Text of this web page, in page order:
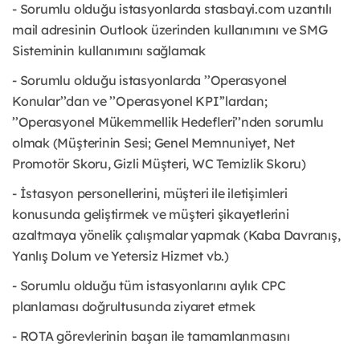
- Sorumlu olduğu istasyonlarda stasbayi.com uzantılı
mail adresinin Outlook üzerinden kullanımını ve SMG
Sisteminin kullanımını sağlamak
- Sorumlu olduğu istasyonlarda ’’Operasyonel
Konular’’dan ve ’’Operasyonel KPI’’lardan;
’’Operasyonel Mükemmellik Hedefleri’’nden sorumlu
olmak (Müşterinin Sesi; Genel Memnuniyet, Net
Promotör Skoru, Gizli Müşteri, WC Temizlik Skoru)
- İstasyon personellerini, müşteri ile iletişimleri
konusunda geliştirmek ve müşteri şikayetlerini
azaltmaya yönelik çalışmalar yapmak (Kaba Davranış,
Yanlış Dolum ve Yetersiz Hizmet vb.)
- Sorumlu olduğu tüm istasyonlarını aylık CPC
planlaması doğrultusunda ziyaret etmek
- ROTA görevlerinin başarı ile tamamlanmasını